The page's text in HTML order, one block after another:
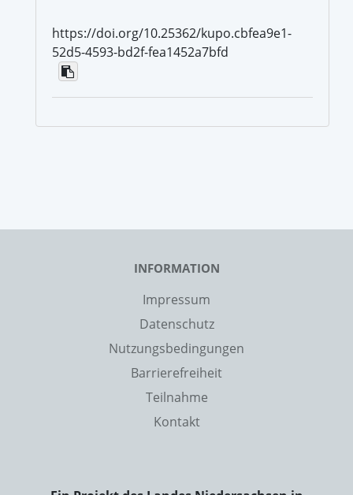
https://doi.org/10.25362/kupo.cbfea9e1-
52d5-4593-bd2f-fea1452a7bfd
INFORMATION
Impressum
Datenschutz
Nutzungsbedingungen
Barrierefreiheit
Teilnahme
Kontakt